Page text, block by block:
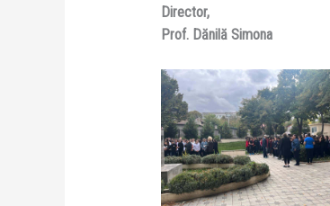
Director,
Prof. Dănilă Simona